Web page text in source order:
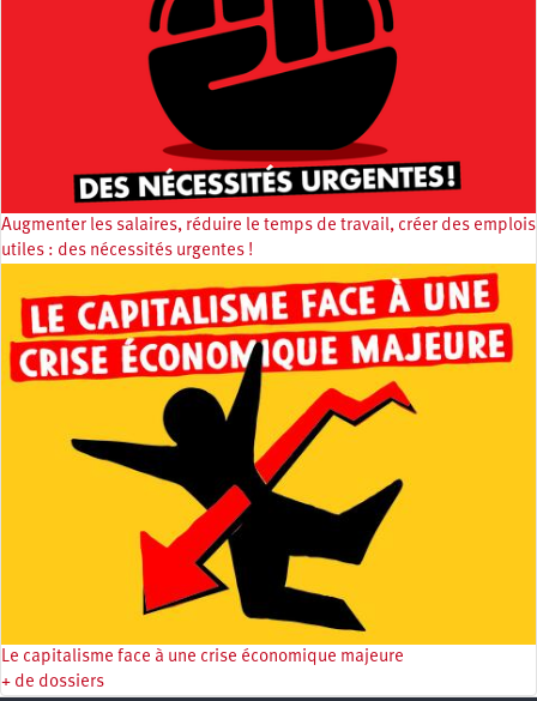
Augmenter les salaires, réduire le temps de travail, créer des emplois
utiles : des nécessités urgentes !
Le capitalisme face à une crise économique majeure
+ de dossiers